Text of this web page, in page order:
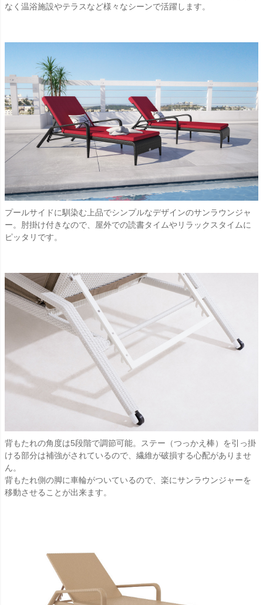
なく温浴施設やテラスなど様々なシーンで活躍します。
プールサイドに馴染む上品でシンプルなデザインのサンラウンジャ
ー。肘掛け付きなので、屋外での読書タイムやリラックスタイムに
ピッタリです。
背もたれの角度は5段階で調節可能。ステー（つっかえ棒）を引っ掛
ける部分は補強がされているので、繊維が破損する心配がありませ
ん。
背もたれ側の脚に車輪がついているので、楽にサンラウンジャーを
移動させることが出来ます。